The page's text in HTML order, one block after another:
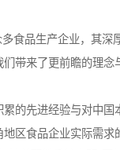
食品生产企业，其深
们带来了更前瞻的理念
累的先进经验与对中国
区食品企业实际需求